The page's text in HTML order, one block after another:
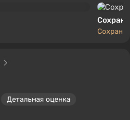
Детальная оценка